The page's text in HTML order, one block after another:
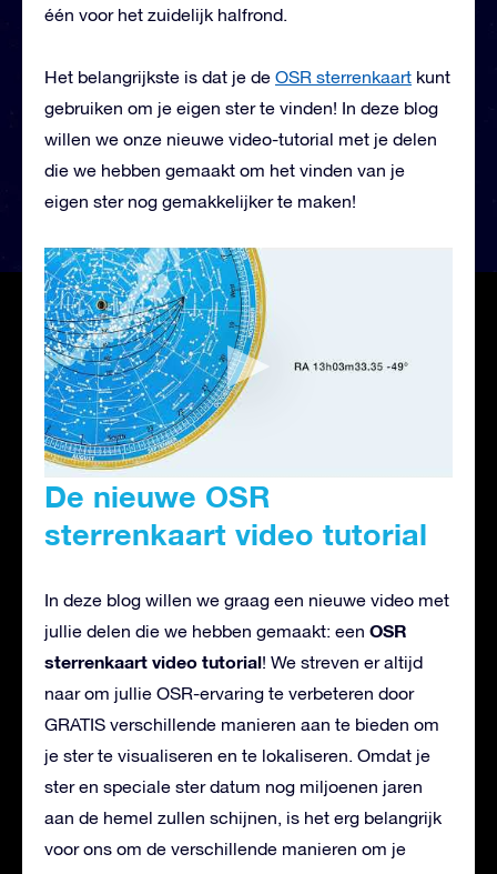
één voor het zuidelijk halfrond.
Het belangrijkste is dat je de OSR sterrenkaart kunt
gebruiken om je eigen ster te vinden! In deze blog
willen we onze nieuwe video-tutorial met je delen
die we hebben gemaakt om het vinden van je
eigen ster nog gemakkelijker te maken!
De nieuwe OSR
sterrenkaart video tutorial
In deze blog willen we graag een nieuwe video met
jullie delen die we hebben gemaakt: een OSR
sterrenkaart video tutorial! We streven er altijd
naar om jullie OSR-ervaring te verbeteren door
GRATIS verschillende manieren aan te bieden om
je ster te visualiseren en te lokaliseren. Omdat je
ster en speciale ster datum nog miljoenen jaren
aan de hemel zullen schijnen, is het erg belangrijk
voor ons om de verschillende manieren om je